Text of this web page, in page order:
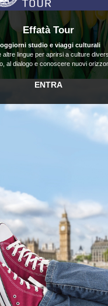
Effatà Tour
studio e viaggi culturali
altre lingue per aprirsi a culture
al dialogo e conoscere nuovi
ENTRA